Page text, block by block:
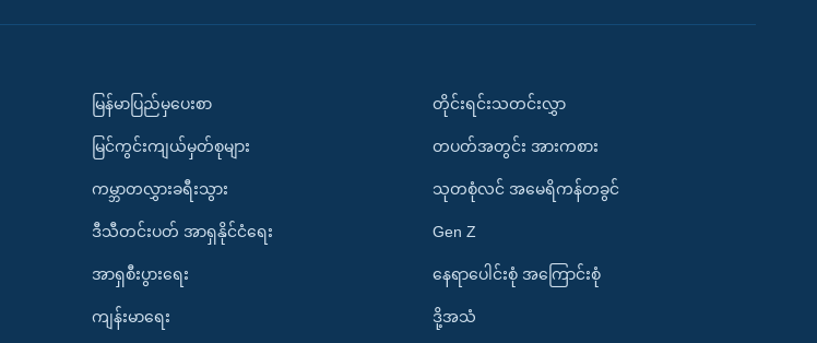
မြန်မာပြည်မှပေးစာ
မြင်ကွင်းကျယ်မှတ်စုများ
ကမ္ဘာတလွှားခရီးသွား
ဒီသီတင်းပတ် အာရှနိုင်ငံရေး
အာရှစီးပွားရေး
ကျန်းမာရေး
တိုင်းရင်းသတင်းလွှာ
တပတ်အတွင်း အားကစား
သုတစုံလင် အမေရိကန်တခွင်
Gen Z
နေရာပေါင်းစုံ အကြောင်းစုံ
ဒို့အသံ